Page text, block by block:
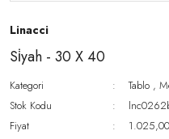
Linacci
Si̇yah - 30 X 40
Kategori Tablo ,
Stok Kodu
Fiyat